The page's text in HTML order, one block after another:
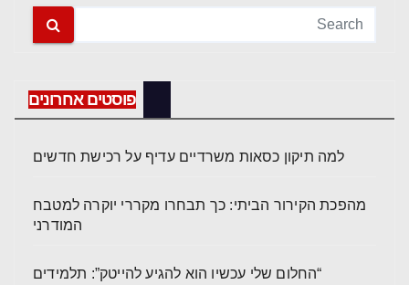
פוסטים אחרונים
למה תיקון כסאות משרדיים עדיף על רכישת חדשים
מהפכת הקירור הביתי: כך תבחרו מקררי יוקרה למטבח
המודרני
“החלום שלי עכשיו הוא להגיע להייטק”: תלמידים